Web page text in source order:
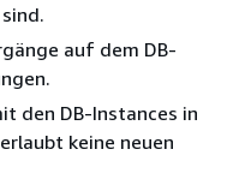
auf dem DB-
den DB-Instances in
keine neuen